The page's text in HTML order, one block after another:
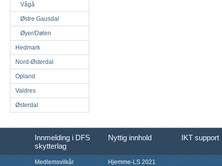
Vågå
Østre Gausdal
Øyer/Dølen
Hedmark
Nord-Østerdal
Opland
Valdres
Østerdal
Innmelding i DFS
skytterlag
Nyttig innhold IKT support
Medlemsvilkår
Hjemme-LS 2021